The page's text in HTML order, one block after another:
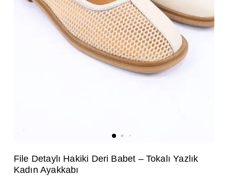
File Detaylı Hakiki Deri Babet – Tokalı Yazlık
Kadın Ayakkabı